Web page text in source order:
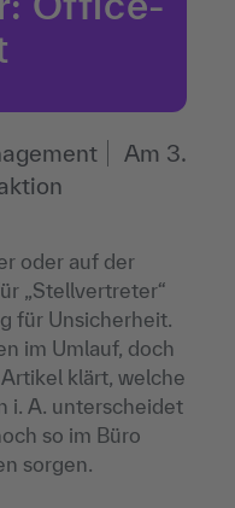
Am 3.
oder auf der
„Stellvertreter“
für Unsicherheit.
im Umlauf, doch
klärt, welche
i. A. unterscheidet
so im Büro
sorgen.